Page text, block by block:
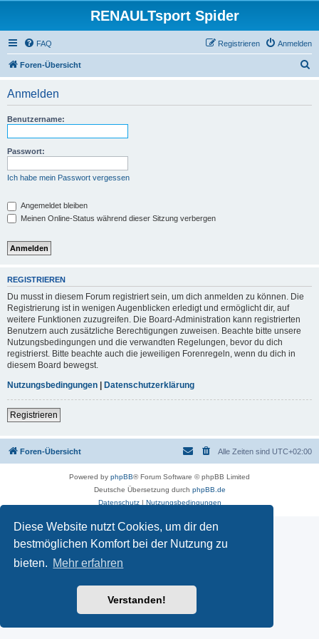
Diese Website nutzt Cookies, um dir den
bestmöglichen Komfort bei der Nutzung zu
bieten. Mehr erfahren
Verstanden!
RENAULTsport Spider
FAQ Anmelden
Registrieren
Foren-Übersicht
Anmelden
Benutzername:
Passwort:
Ich habe mein Passwort vergessen
Angemeldet bleiben
Meinen Online-Status während dieser Sitzung verbergen
REGISTRIEREN
Du musst in diesem Forum registriert sein, um dich anmelden zu können. Die
Registrierung ist in wenigen Augenblicken erledigt und ermöglicht dir, auf
weitere Funktionen zuzugreifen. Die Board-Administration kann registrierten
Benutzern auch zusätzliche Berechtigungen zuweisen. Beachte bitte unsere
Nutzungsbedingungen und die verwandten Regelungen, bevor du dich
registrierst. Bitte beachte auch die jeweiligen Forenregeln, wenn du dich in
diesem Board bewegst.
Nutzungsbedingungen | Datenschutzerklärung
Registrieren
Foren-Übersicht Alle Zeiten sind UTC+02:00
Powered by phpBB® Forum Software © phpBB Limited
Deutsche Übersetzung durch phpBB.de
Datenschutz| Nutzungsbedingungen